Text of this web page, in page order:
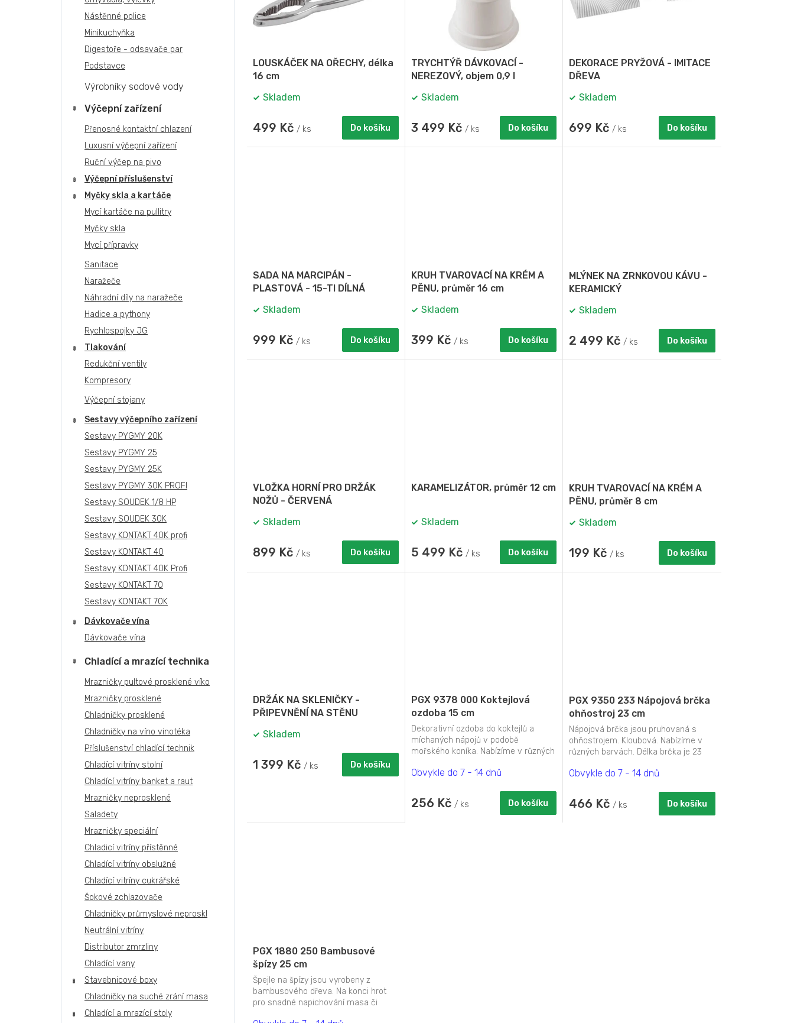
Nástěnné police
Minikuchyňka
Digestoře - odsavače par
Podstavce
Výrobníky sodové vody
Výčepní zařízení
Přenosné kontaktní chlazení
Luxusní výčepní zařízení
Ruční výčep na pivo
Výčepní příslušenství
Myčky skla a kartáče
Mycí kartáče na pullitry
Myčky skla
Mycí přípravky
Sanitace
Naražeče
Náhradní díly na naražeče
Hadice a pythony
Rychlospojky JG
Tlakování
Redukční ventily
Kompresory
Výčepní stojany
Sestavy výčepního zařízení
Sestavy PYGMY 20K
Sestavy PYGMY 25
Sestavy PYGMY 25K
Sestavy PYGMY 30K PROFI
Sestavy SOUDEK 1/8 HP
Sestavy SOUDEK 30K
Sestavy KONTAKT 40K profi
Sestavy KONTAKT 40
Sestavy KONTAKT 40K Profi
Sestavy KONTAKT 70
Sestavy KONTAKT 70K
Dávkovače vína
Dávkovače vína
Chladící a mrazící technika
Mrazničky pultové prosklené víko
Mrazničky prosklené
Chladničky prosklené
Chladničky na víno vinotéka
Příslušenství chladící technik
Chladící vitríny stolní
Chladící vitríny banket a raut
Mrazničky neprosklené
Saladety
Mrazničky speciální
Chladicí vitríny přístěnné
Chladící vitríny obslužné
Chladící vitríny cukrářské
Šokové zchlazovače
Chladničky průmyslové neproskl
Neutrální vitríny
Distributor zmrzliny
Chladící vany
Stavebnicové boxy
Chladničky na suché zrání masa
Chladící a mrazící stoly
u
LOUSKÁČEK NA OŘECHY, délka
16 cm
Skladem
499 Kč / ks Do košíku
TRYCHTÝŘ DÁVKOVACÍ -
NEREZOVÝ, objem 0,9 l
Skladem
3 499 Kč / ks Do košíku
DEKORACE PRYŽOVÁ - IMITACE
DŘEVA
Skladem
699 Kč/ ks Do košíku
SADA NA MARCIPÁN -
PLASTOVÁ - 15-TI DÍLNÁ
Skladem
999 Kč / ks Do košíku
KRUH TVAROVACÍ NA KRÉM A
PĚNU, průměr 16 cm
Skladem
399 Kč / ks Do košíku
MLÝNEK NA ZRNKOVOU KÁVU -
KERAMICKÝ
Skladem
2 499 Kč / ks Do košíku
VLOŽKA HORNÍ PRO DRŽÁK
NOŽŮ - ČERVENÁ
Skladem
899 Kč / ks Do košíku
KARAMELIZÁTOR, průměr 12 cm
Skladem
5 499 Kč / ks Do košíku
KRUH TVAROVACÍ NA KRÉM A
PĚNU, průměr 8 cm
Skladem
199 Kč / ks Do košíku
DRŽÁK NA SKLENIČKY -
PŘIPEVNĚNÍ NA STĚNU
Skladem
1 399 Kč / ks Do košíku
PGX 9378 000 Koktejlová
ozdoba 15 cm
Dekorativní ozdoba do koktejlů a
míchaných nápojů v podobě
mořského koníka. Nabízíme v různých
Obvykle do 7 - 14 dnů
256 Kč / ks Do košíku
PGX 9350 233 Nápojová brčka
ohňostroj 23 cm
Nápojová brčka jsou pruhovaná s
ohňostrojem. Kloubová. Nabízíme v
různých barvách. Délka brčka je 23
Obvykle do 7 - 14 dnů
466 Kč/ ks Do košíku
PGX 1880 250 Bambusové
špízy 25 cm
Špejle na špízy jsou vyrobeny z
bambusového dřeva. Na konci hrot
pro snadné napichování masa či